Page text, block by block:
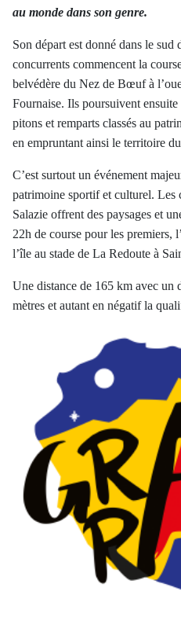
au monde dans son genre.
Son départ est donné dans le sud
concurrents commencent la
belvédère du Nez de Bœuf à
Fournaise. Ils poursuivent
pitons et remparts classés au
en empruntant ainsi le territoire
C’est surtout un événement
patrimoine sportif et culturel. Les
Salazie offrent des paysages et
22h de course pour les premiers,
l’île au stade de La Redoute à
Une distance de 165 km avec un
mètres et autant en négatif la